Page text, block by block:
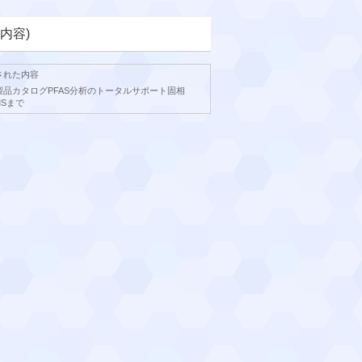
容)
れた内容
品カタログPFAS分析のトータルサポート固相
まで